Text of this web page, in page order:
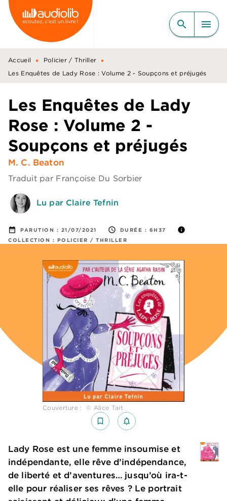
MENU RECHERCHE
CONTENU
PIED DE PAGE
search menu
Accueil • Policier / Thriller •
Les Enquêtes de Lady Rose : Volume 2 - Soupçons et préjugés
Les Enquêtes de Lady
Rose : Volume 2 -
Soupçons et préjugés
M. C. Beaton
Traduit par Françoise Du Sorbier
Lu par Claire Tefnin
date_range PARUTION : 21/07/2021 access_time DURÉE : 6H37 info
COLLECTION : POLICIER / THRILLER
Couverture : © Alice Tait
bookmark_border notifications_none_outlined
Lady Rose est une femme insoumise et
indépendante, elle rêve d’indépendance,
de liberté et d’aventures… jusqu’où ira-t-
elle pour réaliser ses rêves ? Le portrait